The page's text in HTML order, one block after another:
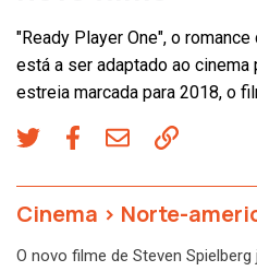
"Ready Player One", o
está a ser adaptado ao
estreia marcada para 2018, o
Cinema > Norte-
O novo filme de Steven